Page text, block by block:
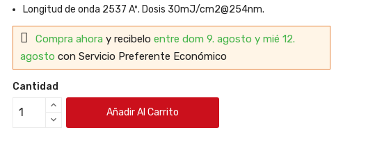
Longitud de onda 2537 Aº. Dosis 30mJ/cm2@254nm.
Compra ahora y recibelo entre dom 9. agosto y mié 12.
agosto con Servicio Preferente Económico
Cantidad
Añadir Al Carrito